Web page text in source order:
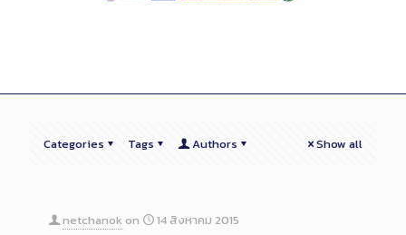
Categories Tags Authors Show all
netchanok on
14 สิงหาคม 2015